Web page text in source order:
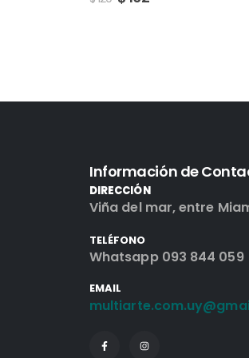
Información de
DIRECCIÓN
Viña del mar, entre
TELÉFONO
Whatsapp 093 844 059
EMAIL